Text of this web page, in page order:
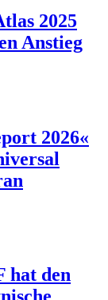
2025
Anstieg
2026«
hat den